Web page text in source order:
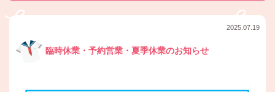
2025.07.19
臨時休業・予約営業・夏季休業のお知らせ